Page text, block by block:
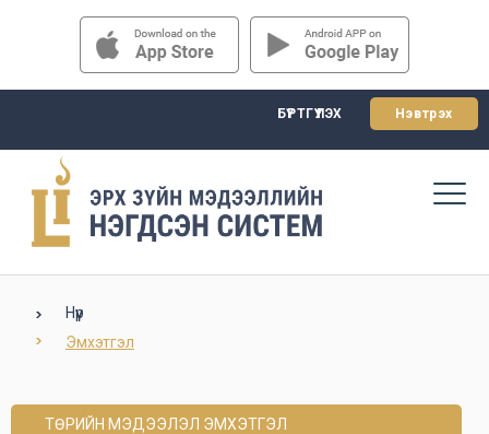
БҮРТГҮҮЛЭХ Нэвтрэх
Нүүр
Эмхэтгэл
ТӨРИЙН МЭДЭЭЛЭЛ ЭМХЭТГЭЛ